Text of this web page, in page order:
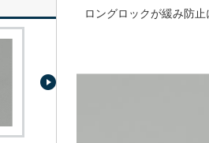
ロングロックが緩み防止